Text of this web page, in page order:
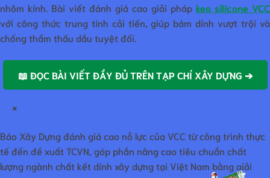
nhôm kính. Bài viết đánh giá cao giải pháp keo silicone VCC
với công thức trung tính cải tiến, giúp bám dính vượt trội và
chống thẩm thấu dầu tuyệt đối.
📖 ĐỌC BÀI VIẾT ĐẦY ĐỦ TRÊN TẠP CHÍ XÂY DỰNG ➔
×
Báo Xây Dựng đánh giá cao nỗ lực của VCC từ công trình thực
tế đến đề xuất TCVN, góp phần nâng cao tiêu chuẩn chất
lượng ngành chất kết dính xây dựng tại Việt Nam bằng giải